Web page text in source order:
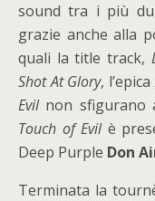
sound tra i più
grazie anche alla
quali la title track,
Shot At Glory, l’epica
Evil non sfigurano
Touch of Evilè
Deep Purple Don
Terminata la